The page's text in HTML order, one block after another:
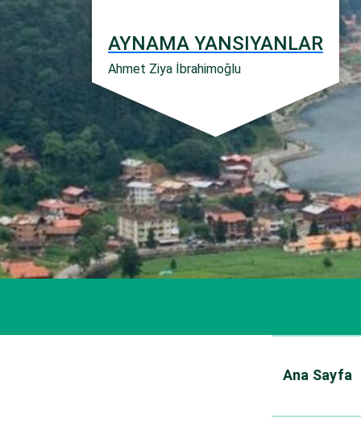
İçeriğe
geç
AYNAMA YANSIYANLAR
Ahmet Ziya İbrahimoğlu
Ana Sayfa